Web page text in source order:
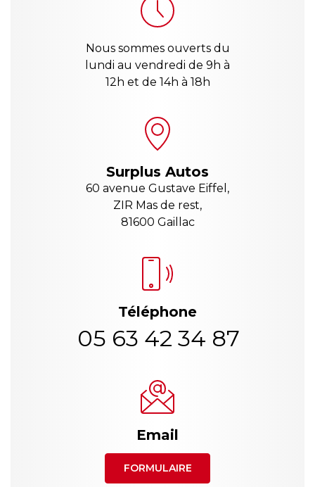
Nous sommes ouverts du
lundi au vendredi de 9h à
12h et de 14h à 18h
Surplus Autos
60 avenue Gustave Eiffel,
ZIR Mas de rest,
81600 Gaillac
Téléphone
05 63 42 34 87
Email
FORMULAIRE